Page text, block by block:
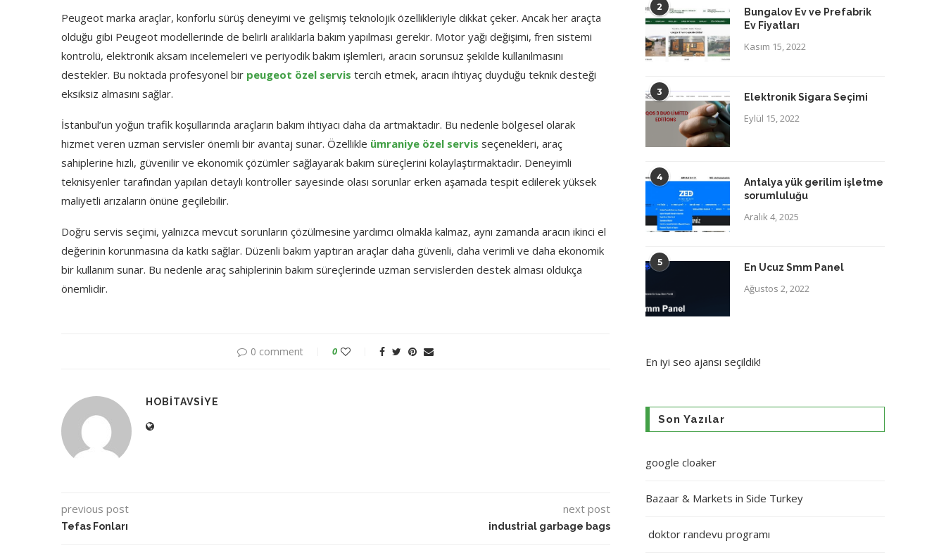
Peugeot marka araçlar, konforlu sürüş deneyimi ve gelişmiş teknolojik özellikleriyle dikkat çeker. Ancak her araçta
olduğu gibi Peugeot modellerinde de belirli aralıklarla bakım yapılması gerekir. Motor yağı değişimi, fren sistemi
kontrolü, elektronik aksam incelemeleri ve periyodik bakım işlemleri, aracın sorunsuz şekilde kullanılmasını
destekler. Bu noktada profesyonel bir peugeot özel servis tercih etmek, aracın ihtiyaç duyduğu teknik desteği
eksiksiz almasını sağlar.
İstanbul’un yoğun trafik koşullarında araçların bakım ihtiyacı daha da artmaktadır. Bu nedenle bölgesel olarak
hizmet veren uzman servisler önemli bir avantaj sunar. Özellikle ümraniye özel servis seçenekleri, araç
sahiplerine hızlı, güvenilir ve ekonomik çözümler sağlayarak bakım süreçlerini kolaylaştırmaktadır. Deneyimli
teknisyenler tarafından yapılan detaylı kontroller sayesinde olası sorunlar erken aşamada tespit edilerek yüksek
maliyetli arızaların önüne geçilebilir.
Doğru servis seçimi, yalnızca mevcut sorunların çözülmesine yardımcı olmakla kalmaz, aynı zamanda aracın ikinci el
değerinin korunmasına da katkı sağlar. Düzenli bakım yaptıran araçlar daha güvenli, daha verimli ve daha ekonomik
bir kullanım sunar. Bu nedenle araç sahiplerinin bakım süreçlerinde uzman servislerden destek alması oldukça
önemlidir.
0 comment 0
HOBITAVSIYE
previous post
Tefas Fonları
next post
industrial garbage bags
2
Bungalov Ev ve Prefabrik
Ev Fiyatları
Kasım 15, 2022
3 Elektronik Sigara Seçimi
Eylül 15, 2022
4
Antalya yük gerilim işletme
sorumluluğu
Aralık 4, 2025
5 En Ucuz Smm Panel
Ağustos 2, 2022
En iyi seo ajansı seçildik!
Son Yazılar
google cloaker
Bazaar & Markets in Side Turkey
doktor randevu programı